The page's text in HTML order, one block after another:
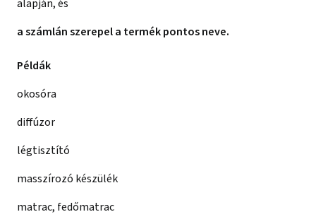
alapján, és
a számlán szerepel a termék pontos neve.
Példák
okosóra
diffúzor
légtisztító
masszírozó készülék
matrac, fedőmatrac